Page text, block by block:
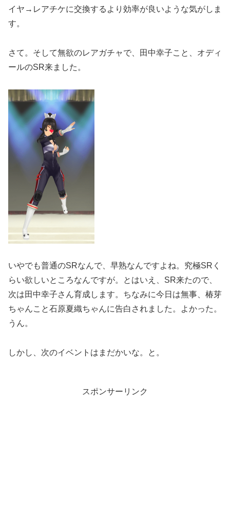
イヤ→レアチケに交換するより効率が良いような気がしま
す。
さて。そして無欲のレアガチャで、田中幸子こと、オディ
ールのSR来ました。
いやでも普通のSRなんで、早熟なんですよね。究極SRく
らい欲しいところなんですが。とはいえ、SR来たので、
次は田中幸子さん育成します。ちなみに今日は無事、椿芽
ちゃんこと石原夏織ちゃんに告白されました。よかった。
うん。
しかし、次のイベントはまだかいな。と。
スポンサーリンク